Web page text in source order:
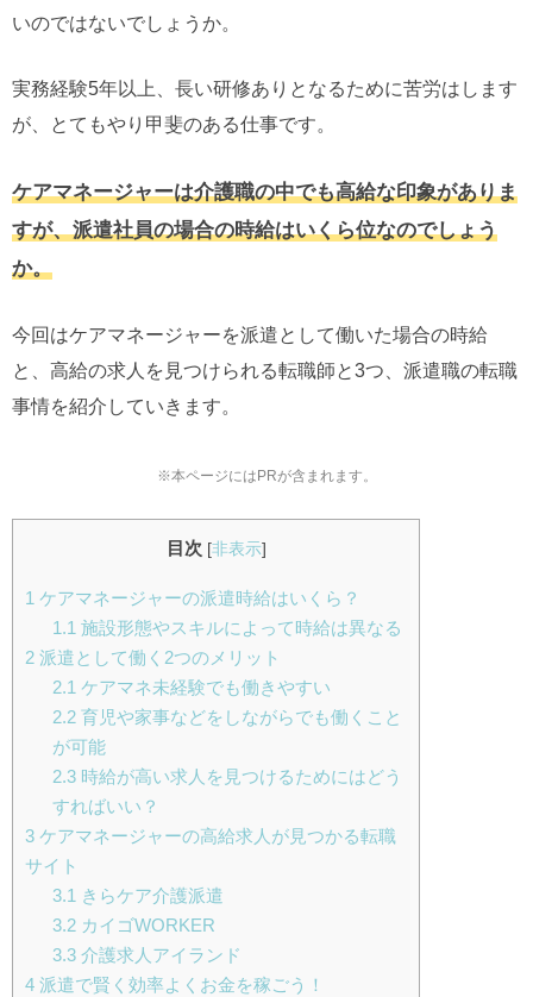
いのではないでしょうか。
実務経験5年以上、長い研修ありとなるために苦労はします
が、とてもやり甲斐のある仕事です。
ケアマネージャーは介護職の中でも高給な印象がありま
すが、派遣社員の場合の時給はいくら位なのでしょう
か。
今回はケアマネージャーを派遣として働いた場合の時給
と、高給の求人を見つけられる転職師と3つ、派遣職の転職
事情を紹介していきます。
※本ページにはPRが含まれます。
目次 [非表示]
1 ケアマネージャーの派遣時給はいくら？
1.1 施設形態やスキルによって時給は異なる
2 派遣として働く2つのメリット
2.1 ケアマネ未経験でも働きやすい
2.2育児や家事などをしながらでも働くこと
が可能
2.3時給が高い求人を見つけるためにはどう
すればいい？
3 ケアマネージャーの高給求人が見つかる転職
サイト
3.1 きらケア介護派遣
3.2カイゴWORKER
3.3介護求人アイランド
4 派遣で賢く効率よくお金を稼ごう！